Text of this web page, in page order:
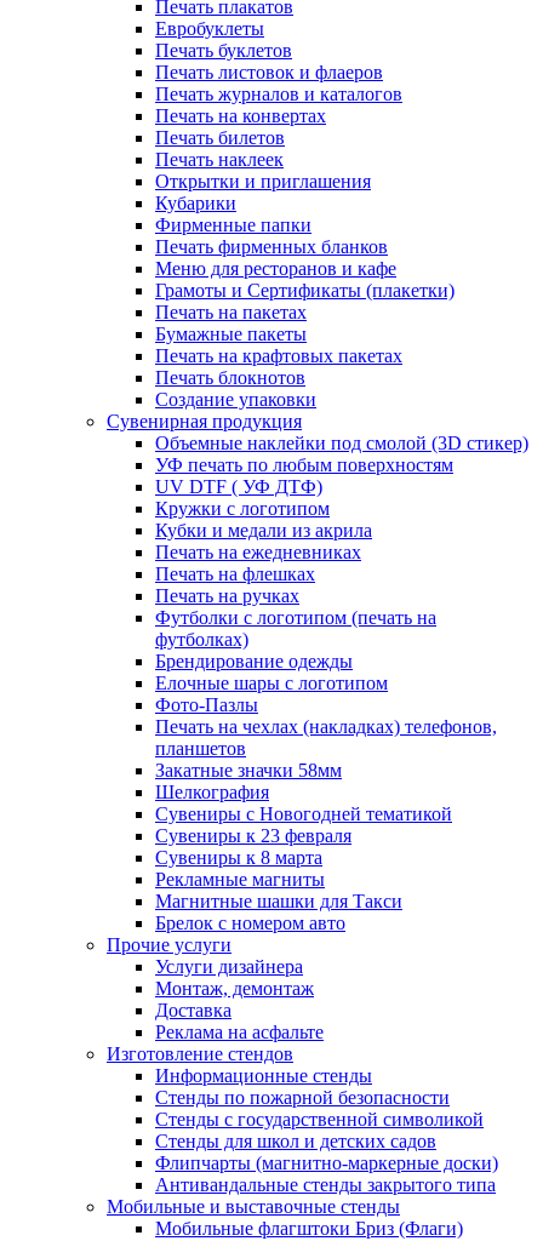
Печать плакатов
Евробуклеты
Печать буклетов
Печать листовок и флаеров
Печать журналов и каталогов
Печать на конвертах
Печать билетов
Печать наклеек
Открытки и приглашения
Кубарики
Фирменные папки
Печать фирменных бланков
Меню для ресторанов и кафе
Грамоты и Сертификаты (плакетки)
Печать на пакетах
Бумажные пакеты
Печать на крафтовых пакетах
Печать блокнотов
Создание упаковки
Сувенирная продукция
Объемные наклейки под смолой (3D стикер)
УФ печать по любым поверхностям
UV DTF ( УФ ДТФ)
Кружки с логотипом
Кубки и медали из акрила
Печать на ежедневниках
Печать на флешках
Печать на ручках
Футболки с логотипом (печать на
футболках)
Брендирование одежды
Елочные шары с логотипом
Фото-Пазлы
Печать на чехлах (накладках) телефонов,
планшетов
Закатные значки 58мм
Шелкография
Сувениры с Новогодней тематикой
Сувениры к 23 февраля
Сувениры к 8 марта
Рекламные магниты
Магнитные шашки для Такси
Брелок с номером авто
Прочие услуги
Услуги дизайнера
Монтаж, демонтаж
Доставка
Реклама на асфальте
Изготовление стендов
Информационные стенды
Стенды по пожарной безопасности
Стенды с государственной символикой
Стенды для школ и детских садов
Флипчарты (магнитно-маркерные доски)
Антивандальные стенды закрытого типа
Мобильные и выставочные стенды
Мобильные флагштоки Бриз (Флаги)